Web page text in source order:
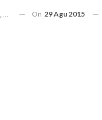
On 29 Agu 2015